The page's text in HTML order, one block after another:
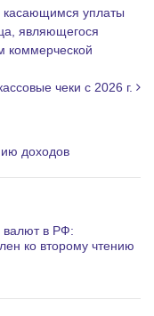
уплаты
являющегося
коммерческой
чеки с 2026 г.
доходов
в РФ:
ко второму чтению